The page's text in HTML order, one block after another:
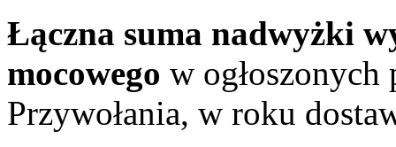
Łączna suma nadwyżki
mocowego w ogłoszonych
Przywołania, w roku